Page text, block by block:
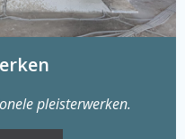
pleisterwerken.